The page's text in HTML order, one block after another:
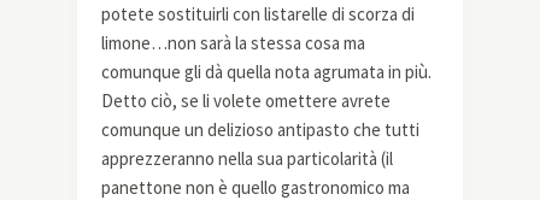
potete sostituirli con listarelle di scorza di
limone…non sarà la stessa cosa ma
comunque gli dà quella nota agrumata in più.
Detto ciò, se li volete omettere avrete
comunque un delizioso antipasto che tutti
apprezzeranno nella sua particolarità (il
panettone non è quello gastronomico ma